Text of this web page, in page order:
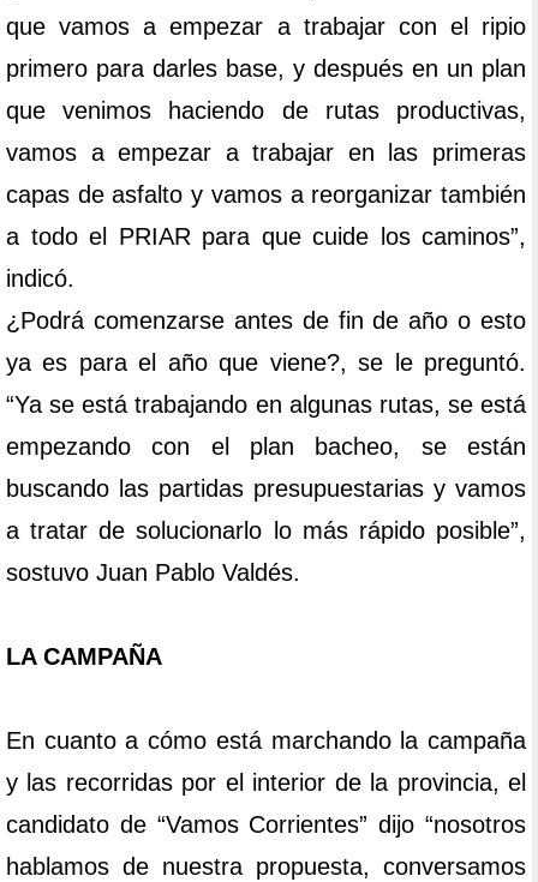
que vamos a empezar a trabajar con el ripio
primero para darles base, y después en un plan
que venimos haciendo de rutas productivas,
vamos a empezar a trabajar en las primeras
capas de asfalto y vamos a reorganizar también
a todo el PRIAR para que cuide los caminos”,
indicó.
¿Podrá comenzarse antes de fin de año o esto
ya es para el año que viene?, se le preguntó.
“Ya se está trabajando en algunas rutas, se está
empezando con el plan bacheo, se están
buscando las partidas presupuestarias y vamos
a tratar de solucionarlo lo más rápido posible”,
sostuvo Juan Pablo Valdés.
LA CAMPAÑA
En cuanto a cómo está marchando la campaña
y las recorridas por el interior de la provincia, el
candidato de “Vamos Corrientes” dijo “nosotros
hablamos de nuestra propuesta, conversamos